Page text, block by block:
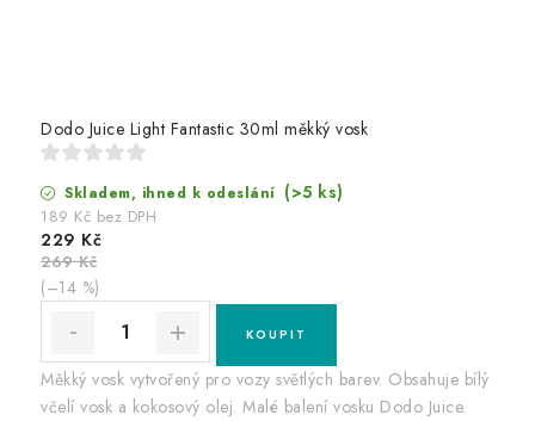
Dodo Juice Light Fantastic 30ml měkký vosk
Skladem, ihned k odeslání (>5 ks)
189 Kč bez DPH
229 Kč
269 Kč
(–14 %)
Měkký vosk vytvořený pro vozy světlých barev. Obsahuje bílý
včelí vosk a kokosový olej. Malé balení vosku Dodo Juice.